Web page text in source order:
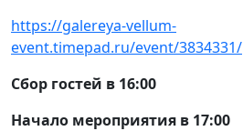
https://galereya-vellum-
event.timepad.ru/event/3834331/
Сбор гостей в 16:00
Начало мероприятия в 17:00